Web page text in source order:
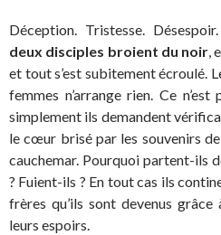
Déception. Tristesse.
deux disciples broient du noir,
et tout s’est subitement écroulé.
femmes n’arrange rien. Ce
simplement ils demandent
le cœur brisé par les souvenirs
cauchemar. Pourquoi partent-ils
? Fuient-ils ? En tout cas ils
frères qu’ils sont devenus
leurs espoirs.